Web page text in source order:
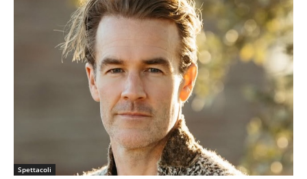
Spettacoli